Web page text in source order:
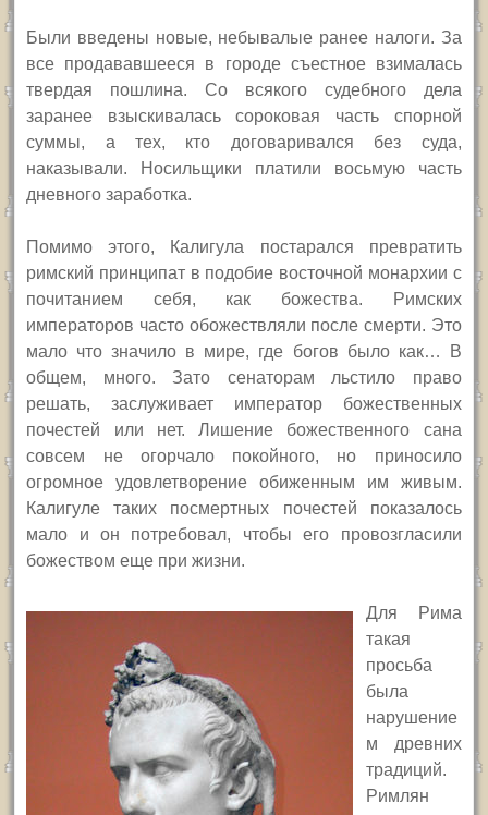
Были введены новые, небывалые ранее налоги. За
все продававшееся в городе съестное взималась
твердая пошлина. Со всякого судебного дела
заранее взыскивалась сороковая часть спорной
суммы, а тех, кто договаривался без суда,
наказывали. Носильщики платили восьмую часть
дневного заработка.
Помимо этого, Калигула постарался превратить
римский принципат в подобие восточной монархии с
почитанием себя, как божества. Римских
императоров часто обожествляли после смерти. Это
мало что значило в мире, где богов было как… В
общем, много. Зато сенаторам льстило право
решать, заслуживает император божественных
почестей или нет. Лишение божественного сана
совсем не огорчало покойного, но приносило
огромное удовлетворение обиженным им живым.
Калигуле таких посмертных почестей показалось
мало и он потребовал, чтобы его провозгласили
божеством еще при жизни.
Для Рима
такая
просьба
была
нарушение
м древних
традиций.
Римлян